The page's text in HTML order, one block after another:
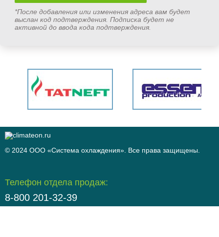
*После добавления или изменения адреса вам будет
выслан код подтверждения. Подписка будет не
активной до ввода кода подтверждения.
© 2024 ООО «Система охлаждения». Все права защищены.
Телефон отдела продаж:
8-800 201-32-39